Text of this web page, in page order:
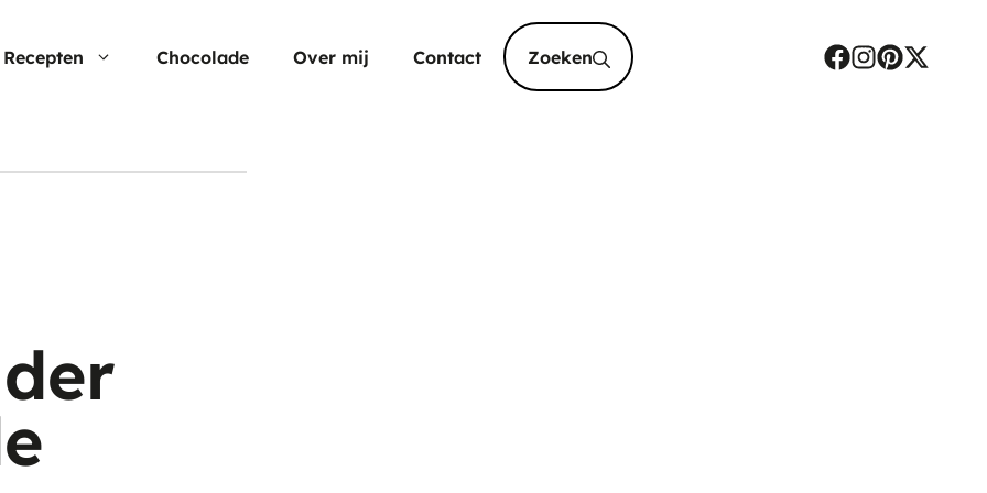
Recepten Chocolade Over mij Contact